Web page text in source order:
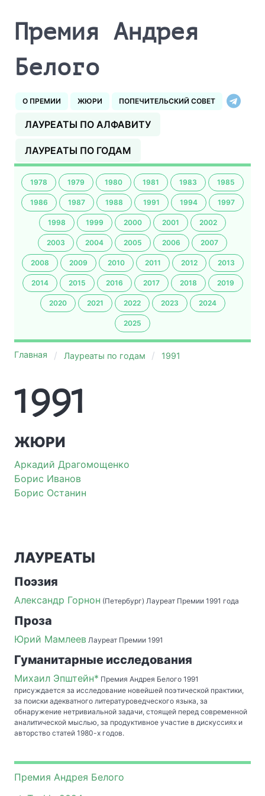
Премия Андрея
Белого
О ПРЕМИИ ЖЮРИ ПОПЕЧИТЕЛЬСКИЙ СОВЕТ
ЛАУРЕАТЫ ПО АЛФАВИТУ
ЛАУРЕАТЫ ПО ГОДАМ
1978 1979 1980 1981 1983 1985
1986 1987 1988 1991 1994 1997
1998 1999 2000 2001 2002
2003 2004 2005 2006 2007
2008 2009 2010 2011 2012 2013
2014 2015 2016 2017 2018 2019
2020 2021 2022 2023 2024
2025
Главная Лауреаты по годам 1991
1991
ЖЮРИ
Аркадий Драгомощенко
Борис Иванов
Борис Останин
ЛАУРЕАТЫ
Поэзия
Александр Горнон (Петербург) Лауреат Премии 1991 года
Проза
Юрий Мамлеев Лауреат Премии 1991
Гуманитарные исследования
Михаил Эпштейн* Премия Андрея Белого 1991
присуждается за исследование новейшей поэтической практики,
за поиски адекватного литературоведческого языка, за
обнаружение нетривиальной задачи, стоящей перед современной
аналитической мыслью, за продуктивное участие в дискуссиях и
авторство статей 1980-х годов.
Премия Андрея Белого